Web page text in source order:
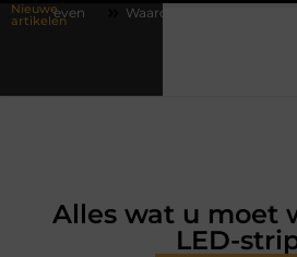
Nieuwe
artikelenonline vlees bestellen steeds gewoner
Alles wat u moet
LED-